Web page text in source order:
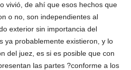
vivió, de ahí que esos hechos que
o no, son independientes al
exterior sin importancia del
ya probablemente existieron, y lo
del juez, es si es posible que con
las partes ?conforme a los